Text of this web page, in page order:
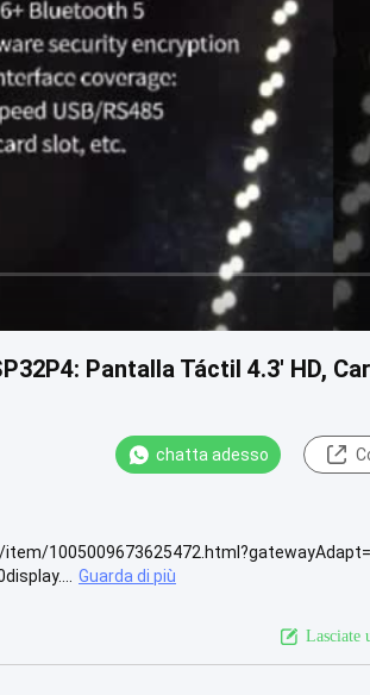
Pantalla Táctil 4.3' HD,
chatta adesso
Guarda di più
Lasciate